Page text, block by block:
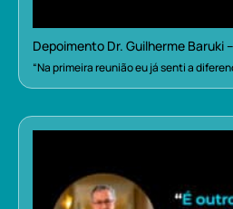
Depoimento Dr. Guilherme Baruki
“Na primeira reunião eu já senti a